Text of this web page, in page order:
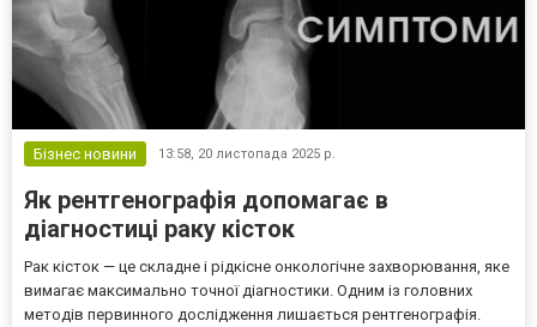
Бізнес новини 13:58, 20 листопада 2025 р.
Як рентгенографія допомагає в
діагностиці раку кісток
Рак кісток — це складне і рідкісне онкологічне захворювання, яке
вимагає максимально точної діагностики. Одним із головних
методів первинного дослідження лишається рентгенографія.